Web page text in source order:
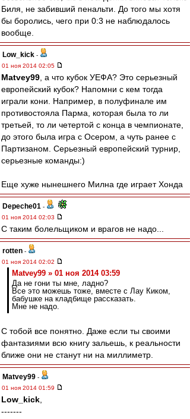
Биля, не забивший пенальти. До того мы хотя
бы боролись, чего при 0:3 не наблюдалось
вообще.
Low_kick -
01 ноя 2014 02:05
Matvey99 , а что кубок УЕФА? Это серьезный
европейский кубок? Напомни с кем тогда
играли кони. Например, в полуфинале им
противостояла Парма, которая была то ли
третьей, то ли четертой с конца в чемпионате,
до этого была игра с Осером, а чуть ранее с
Партизаном. Серьезный европейский турнир,
серьезные команды:)
Еще хуже нынешнего Милна где играет Хонда
Depeche01 -
01 ноя 2014 02:03
С таким болельщиком и врагов не надо...
rotten -
01 ноя 2014 02:02
Matvey99 » 01 ноя 2014 03:59
Да не гони ты мне, ладно?
Все это можешь тоже, вместе с Лау Киком,
бабушке на кладбище рассказать.
Мне не надо.
С тобой все понятно. Даже если ты своими
фантазиями всю книгу зальешь, к реальности
ближе они не станут ни на миллиметр.
Matvey99 -
01 ноя 2014 01:59
Low_kick
-------